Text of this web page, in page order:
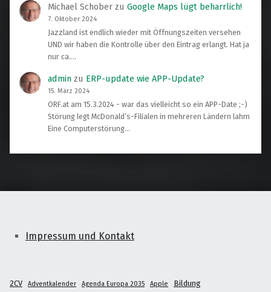
Michael Schober zuGoogle Maps lügt beharrlich!
7. Oktober 2024
Jazzland ist endlich wieder mit Öffnungszeiten versehen
UND wir haben die Kontrolle über den Eintrag erlangt. Hat ja
nur ca.…
admin zu ERP-update wie APP-Update?
15. März 2024
ORF.at am 15.3.2024 - war das vielleicht so ein APP-Date ;-)
Störung legt McDonald’s-Filialen in mehreren Ländern lahm
Eine Computerstörung…
Impressum und Kontakt
2CV Adventkalender Agenda Europa 2035 Apple Bildung